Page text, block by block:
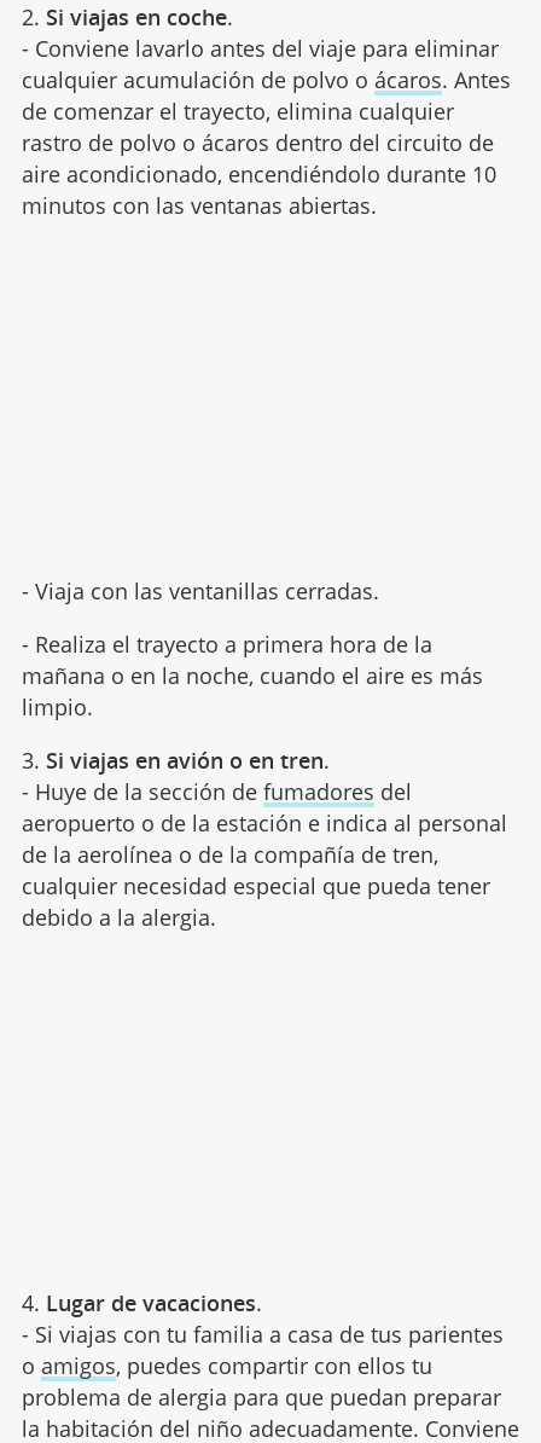
2. Si viajas en coche.
- Conviene lavarlo antes del viaje para eliminar
cualquier acumulación de polvo o ácaros. Antes
de comenzar el trayecto, elimina cualquier
rastro de polvo o ácaros dentro del circuito de
aire acondicionado, encendiéndolo durante 10
minutos con las ventanas abiertas.
- Viaja con las ventanillas cerradas.
- Realiza el trayecto a primera hora de la
mañana o en la noche, cuando el aire es más
limpio.
3. Si viajas en avión o en tren.
- Huye de la sección de fumadores del
aeropuerto o de la estación e indica al personal
de la aerolínea o de la compañía de tren,
cualquier necesidad especial que pueda tener
debido a la alergia.
4. Lugar de vacaciones.
- Si viajas con tu familia a casa de tus parientes
o amigos, puedes compartir con ellos tu
problema de alergia para que puedan preparar
la habitación del niño adecuadamente. Conviene